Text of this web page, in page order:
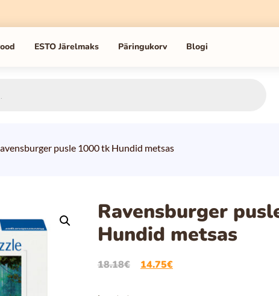
ESTO Järelmaks Päringukorv Blogi
pusle 1000 tk Hundid metsas
Ravensburger
Hundid metsas
18.18€ 14.75€